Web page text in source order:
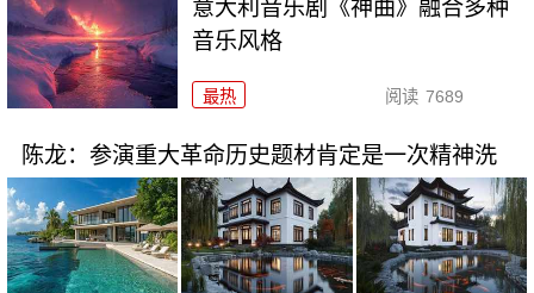
意大利音乐剧《神曲》融合多种
音乐风格
最热 阅读 7689
陈龙：参演重大革命历史题材肯定是一次精神洗